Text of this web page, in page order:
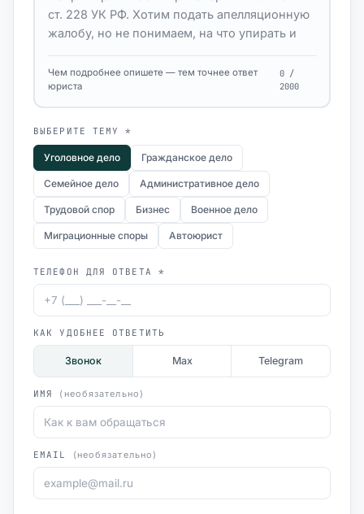
Чем подробнее опишете — тем точнее ответ
юриста
0 /
2000
ВЫБЕРИТЕ ТЕМУ *
Уголовное дело Гражданское дело
Семейное дело Административное дело
Трудовой спор Бизнес Военное дело
Миграционные споры Автоюрист
ТЕЛЕФОН ДЛЯ ОТВЕТА *
КАК УДОБНЕЕ ОТВЕТИТЬ
Звонок Max Telegram
ИМЯ (необязательно)
EMAIL (необязательно)